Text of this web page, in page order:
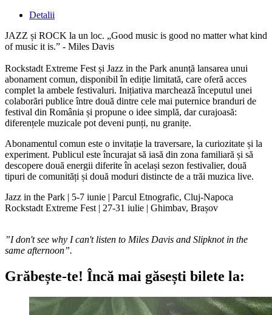
Detalii
JAZZ și ROCK la un loc. „Good music is good no matter what kind
of music it is.” - Miles Davis
Rockstadt Extreme Fest și Jazz in the Park anunță lansarea unui
abonament comun, disponibil în ediție limitată, care oferă acces
complet la ambele festivaluri. Inițiativa marchează începutul unei
colaborări publice între două dintre cele mai puternice branduri de
festival din România și propune o idee simplă, dar curajoasă:
diferențele muzicale pot deveni punți, nu granițe.
Abonamentul comun este o invitație la traversare, la curiozitate și la
experiment. Publicul este încurajat să iasă din zona familiară și să
descopere două energii diferite în același sezon festivalier, două
tipuri de comunități și două moduri distincte de a trăi muzica live.
Jazz in the Park | 5-7 iunie | Parcul Etnografic, Cluj-Napoca
Rockstadt Extreme Fest | 27-31 iulie | Ghimbav, Brașov
”I don't see why I can't listen to Miles Davis and Slipknot in the
same afternoon”.
Grăbește-te! Încă mai găsești bilete la: